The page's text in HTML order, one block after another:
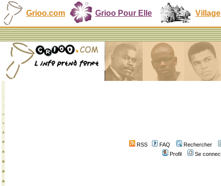
Grioo.com Grioo Pour Elle Village
RSS FAQ
Rechercher
Profil
Se